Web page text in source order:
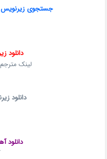
جستجوی زیرنویس
دانلود
لینک
دانلود
دانلود